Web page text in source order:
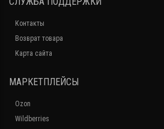
Контакты
Возврат товара
Карта сайта
МАРКЕТПЛЕЙСЫ
Ozon
Wildberries